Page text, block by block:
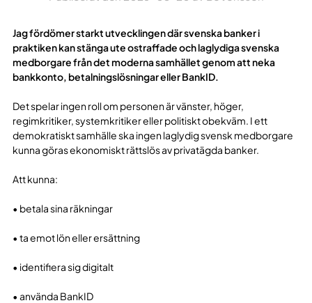
Jag fördömer starkt utvecklingen där svenska banker i
praktiken kan stänga ute ostraffade och laglydiga svenska
medborgare från det moderna samhället genom att neka
bankkonto, betalningslösningar eller BankID.
Det spelar ingen roll om personen är vänster, höger,
regimkritiker, systemkritiker eller politiskt obekväm. I ett
demokratiskt samhälle ska ingen laglydig svensk medborgare
kunna göras ekonomiskt rättslös av privatägda banker.
Att kunna:
• betala sina räkningar
• ta emot lön eller ersättning
• identifiera sig digitalt
• använda BankID